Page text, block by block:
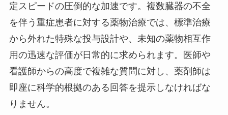
定スピードの圧倒的な加速です。複数臓器の不全
を伴う重症患者に対する薬物治療では、標準治療
から外れた特殊な投与設計や、未知の薬物相互作
用の迅速な評価が日常的に求められます。医師や
看護師からの高度で複雑な質問に対し、薬剤師は
即座に科学的根拠のある回答を提示しなければな
りません。